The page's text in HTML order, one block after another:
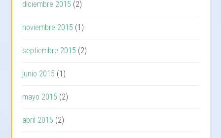
diciembre 2015 (2)
noviembre 2015 (1)
septiembre 2015 (2)
junio 2015 (1)
mayo 2015 (2)
abril 2015 (2)